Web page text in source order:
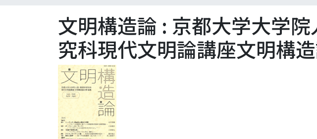
文明構造論 : 京都大学大学
究科現代文明論講座文明構